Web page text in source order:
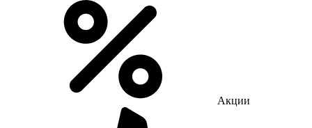
Акции